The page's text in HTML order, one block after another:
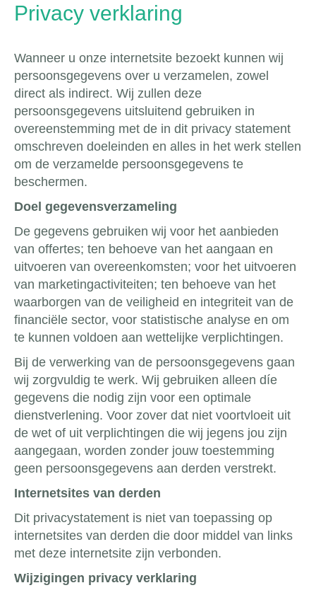
Privacy verklaring
Wanneer u onze internetsite bezoekt kunnen wij
persoonsgegevens over u verzamelen, zowel
direct als indirect. Wij zullen deze
persoonsgegevens uitsluitend gebruiken in
overeenstemming met de in dit privacy statement
omschreven doeleinden en alles in het werk stellen
om de verzamelde persoonsgegevens te
beschermen.
Doel gegevensverzameling
De gegevens gebruiken wij voor het aanbieden
van offertes; ten behoeve van het aangaan en
uitvoeren van overeenkomsten; voor het uitvoeren
van marketingactiviteiten; ten behoeve van het
waarborgen van de veiligheid en integriteit van de
financiële sector, voor statistische analyse en om
te kunnen voldoen aan wettelijke verplichtingen.
Bij de verwerking van de persoonsgegevens gaan
wij zorgvuldig te werk. Wij gebruiken alleen díe
gegevens die nodig zijn voor een optimale
dienstverlening. Voor zover dat niet voortvloeit uit
de wet of uit verplichtingen die wij jegens jou zijn
aangegaan, worden zonder jouw toestemming
geen persoonsgegevens aan derden verstrekt.
Internetsites van derden
Dit privacystatement is niet van toepassing op
internetsites van derden die door middel van links
met deze internetsite zijn verbonden.
Wijzigingen privacy verklaring